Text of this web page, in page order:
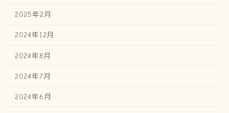
2025年2月
2024年12月
2024年8月
2024年7月
2024年6月